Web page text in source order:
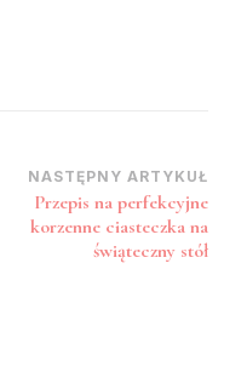
NASTĘPNY ARTYKUŁ
Przepis na perfekcyjne
korzenne ciasteczka na
świąteczny stół